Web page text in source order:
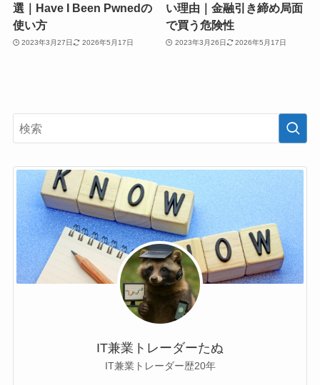
選｜Have I Been Pwnedの
使い方
2023年3月27日 2026年5月17日
い理由｜金融引き締め局面
で買う危険性
2023年3月26日 2026年5月17日
IT兼業トレーダーたぬ
IT兼業トレーダー歴20年